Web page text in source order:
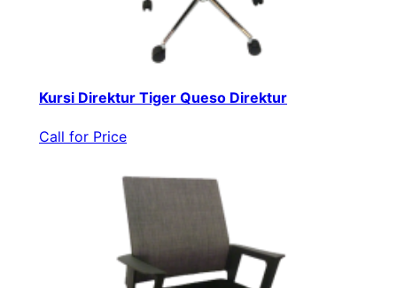
Kursi Direktur Tiger Queso Direktur
Call for Price